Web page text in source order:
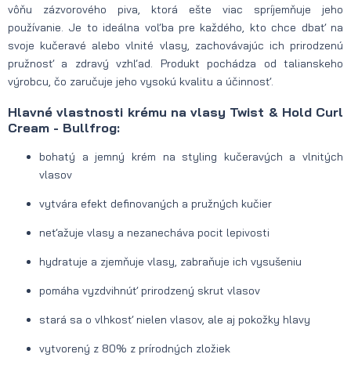
vôňu zázvorového piva, ktorá ešte viac spríjemňuje jeho
používanie. Je to ideálna voľba pre každého, kto chce dbať na
svoje kučeravé alebo vlnité vlasy, zachovávajúc ich prirodzenú
pružnosť a zdravý vzhľad. Produkt pochádza od talianskeho
výrobcu, čo zaručuje jeho vysokú kvalitu a účinnosť.
Hlavné vlastnosti krému na vlasy Twist & Hold Curl
Cream - Bullfrog:
bohatý a jemný krém na styling kučeravých a vlnitých
vlasov
vytvára efekt definovaných a pružných kučier
neťažuje vlasy a nezanecháva pocit lepivosti
hydratuje a zjemňuje vlasy, zabraňuje ich vysušeniu
pomáha vyzdvihnúť prirodzený skrut vlasov
stará sa o vlhkosť nielen vlasov, ale aj pokožky hlavy
vytvorený z 80% z prírodných zložiek